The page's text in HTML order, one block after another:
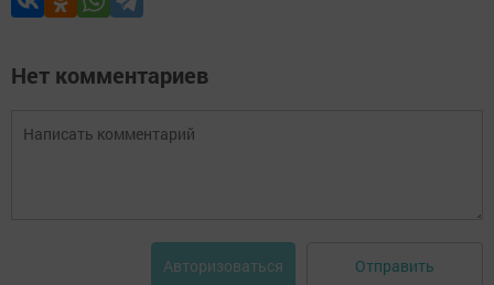
Нет комментариев
Авторизоваться Отправить